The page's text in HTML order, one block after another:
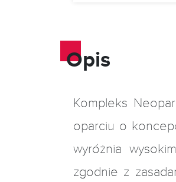
Opis
Kompleks
oparciu o
wyróżnia
zgodnie z